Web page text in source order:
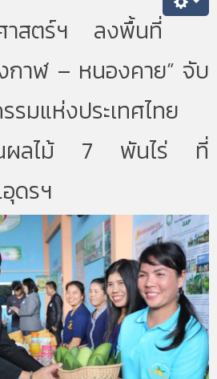
ศาสตร์ฯ ลงพื้นที่
าฬ – หนองคาย” จับ
รมแห่งประเทศไทย
นผลไม้ 7 พันไร่ ที่
ดรฯ